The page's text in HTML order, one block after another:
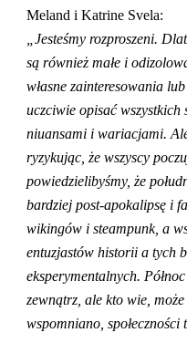
Meland i Katrine Svela:
„Jesteśmy rozproszeni.
są również małe i
własne zainteresowania
uczciwie opisać wszystkich
niuansami i wariacjami.
ryzykując, że wszyscy
powiedzielibyśmy, że
bardziej post-apokalipsę i
wikingów i steampunk, a
entuzjastów historii a tych
eksperymentalnych.
zewnątrz, ale kto wie,
wspomniano,